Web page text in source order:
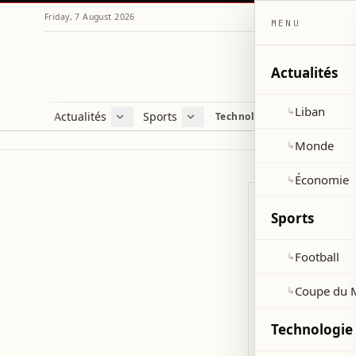
Friday, 7 August 2026
Actualités
Liban
Sports
Football
Technologie et sciences
Cette page
en
LEGAL
MENU
Actualités
↳Liban
↳Monde
↳Économie
Sports
↳Football
↳Coupe du
Technologie